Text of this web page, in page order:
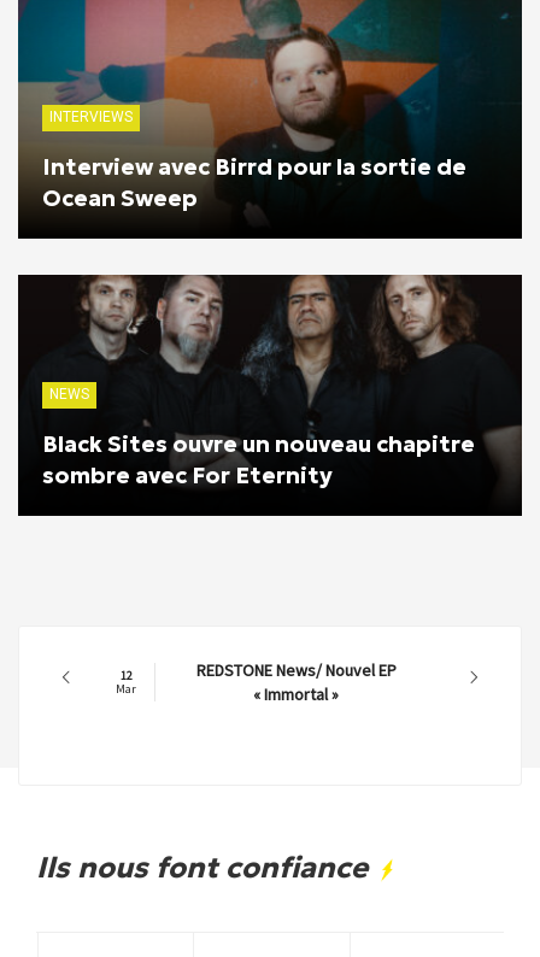
INTERVIEWS
Interview avec Birrd pour la sortie de
Ocean Sweep
NEWS
Black Sites ouvre un nouveau chapitre
sombre avec For Eternity
12
Mar
REDSTONE News/ Nouvel EP
« Immortal »
Ils nous font confiance